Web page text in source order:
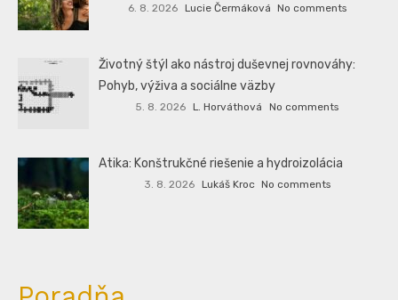
6. 8. 2026 Lucie Čermáková No comments
Životný štýl ako nástroj duševnej rovnováhy:
Pohyb, výživa a sociálne väzby
5. 8. 2026 L. Horváthová No comments
Atika: Konštrukčné riešenie a hydroizolácia
3. 8. 2026 Lukáš Kroc No comments